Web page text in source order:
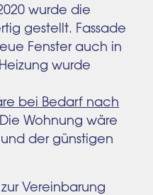
wurde die
gestellt. Fassade
Fenster auch in
wurde
bei Bedarf nach
Wohnung wäre
der günstigen
Vereinbarung